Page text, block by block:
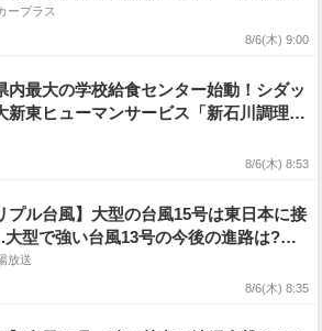
coffee stand」が醸し出す“大らかな引
ープラス
8/6(木) 9:00
内最大の学校給食センター始動！シダッ
新東ヒューマンサービス「新石川調理
食調理業務開始
8/6(木) 8:53
プル台風】大型の台風15号は東日本に接
大型で強い台風13号の今後の進路は?
シミュレーションを確認【気象庁台風情
放送
8/6(木) 8:35